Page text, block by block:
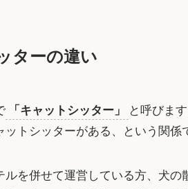
ターの違い
「キャットシッター」
と呼びま
トシッターがある、という関係
を併せて運営している方、犬の